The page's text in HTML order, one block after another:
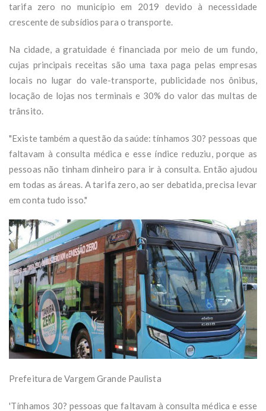
tarifa zero no município em 2019 devido à necessidade
crescente de subsídios para o transporte.
Na cidade, a gratuidade é financiada por meio de um fundo,
cujas principais receitas são uma taxa paga pelas empresas
locais no lugar do vale-transporte, publicidade nos ônibus,
locação de lojas nos terminais e 30% do valor das multas de
trânsito.
"Existe também a questão da saúde: tínhamos 30? pessoas que
faltavam à consulta médica e esse índice reduziu, porque as
pessoas não tinham dinheiro para ir à consulta. Então ajudou
em todas as áreas. A tarifa zero, ao ser debatida, precisa levar
em conta tudo isso."
Prefeitura de Vargem Grande Paulista
'Tínhamos 30? pessoas que faltavam à consulta médica e esse